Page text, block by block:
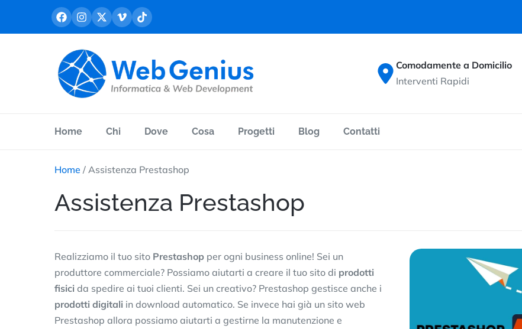
Comodamente a Domicilio
Interventi Rapidi
Home Chi Dove Cosa Progetti Blog Contatti
Home / Assistenza Prestashop
Assistenza Prestashop
Realizziamo il tuo sito Prestashop per ogni business online! Sei un
produttore commerciale? Possiamo aiutarti a creare il tuo sito di prodotti
fisici da spedire ai tuoi clienti. Sei un creativo? Prestashop gestisce anche i
prodotti digitali in download automatico. Se invece hai già un sito web
Prestashop allora possiamo aiutarti a gestirne la manutenzione e